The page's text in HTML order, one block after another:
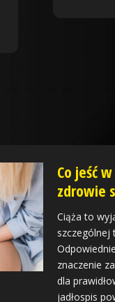
Co jeść
zdrowie
Ciąża to
szczególnej
znaczenie
dla
jadłospis